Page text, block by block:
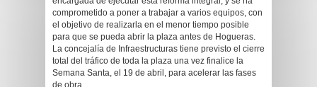
comprometido a poner a trabajar a varios equipos, con
el objetivo de realizarla en el menor tiempo posible
para que se pueda abrir la plaza antes de Hogueras.
La concejalía de Infraestructuras tiene previsto el cierre
total del tráfico de toda la plaza una vez finalice la
Semana Santa, el 19 de abril, para acelerar las fases
de obra.